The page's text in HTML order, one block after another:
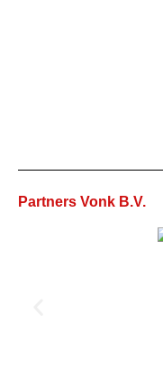
Partners Vonk B.V.